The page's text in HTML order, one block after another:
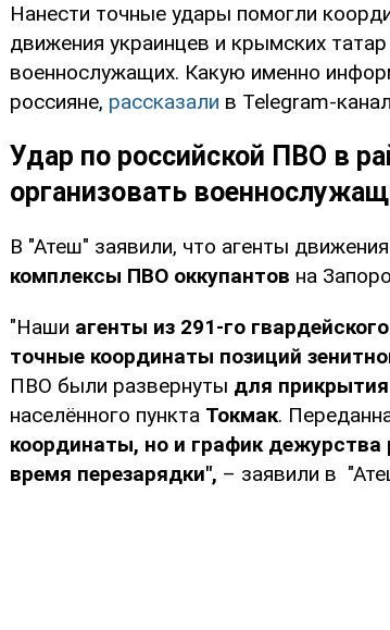
Нанести точные удары помогли
движения украинцев и крымских
военнослужащих. Какую именно
россияне, рассказали в Telegram-
Удар по российской ПВО в
организовать
В "Атеш" заявили, что агенты движения
комплексы ПВО оккупантов на
"Наши агенты из 291-го
точные координаты позиций
ПВО были развернуты для
населённого пункта Токмак.
координаты, но и график
время перезарядки", – заявили в